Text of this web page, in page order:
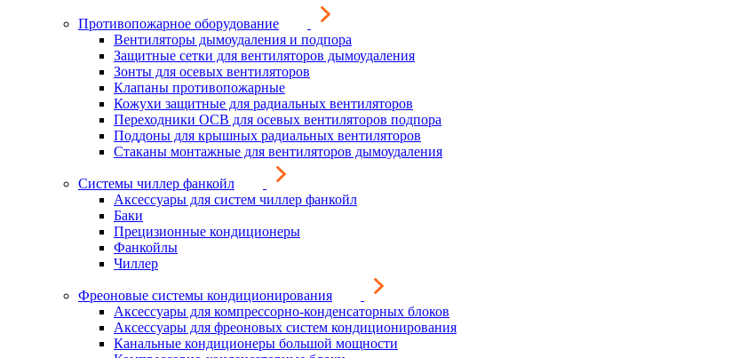
Противопожарное оборудование
Вентиляторы дымоудаления и подпора
Защитные сетки для вентиляторов дымоудаления
Зонты для осевых вентиляторов
Клапаны противопожарные
Кожухи защитные для радиальных вентиляторов
Переходники ОСВ для осевых вентиляторов подпора
Поддоны для крышных радиальных вентиляторов
Стаканы монтажные для вентиляторов дымоудаления
Системы чиллер фанкойл
Аксессуары для систем чиллер фанкойл
Баки
Прецизионные кондиционеры
Фанкойлы
Чиллер
Фреоновые системы кондиционирования
Аксессуары для компрессорно-конденсаторных блоков
Аксессуары для фреоновых систем кондиционирования
Канальные кондиционеры большой мощности